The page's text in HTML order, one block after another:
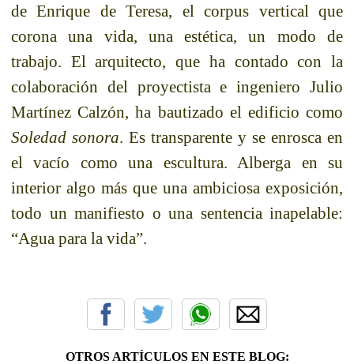
de Enrique de Teresa, el corpus vertical que
corona una vida, una estética, un modo de
trabajo. El arquitecto, que ha contado con la
colaboración del proyectista e ingeniero Julio
Martínez Calzón, ha bautizado el edificio como
Soledad sonora. Es transparente y se enrosca en
el vacío como una escultura. Alberga en su
interior algo más que una ambiciosa exposición,
todo un manifiesto o una sentencia inapelable:
“Agua para la vida”.
OTROS ARTÍCULOS EN ESTE BLOG: